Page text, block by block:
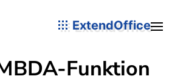
ExtendOffice
Funktion